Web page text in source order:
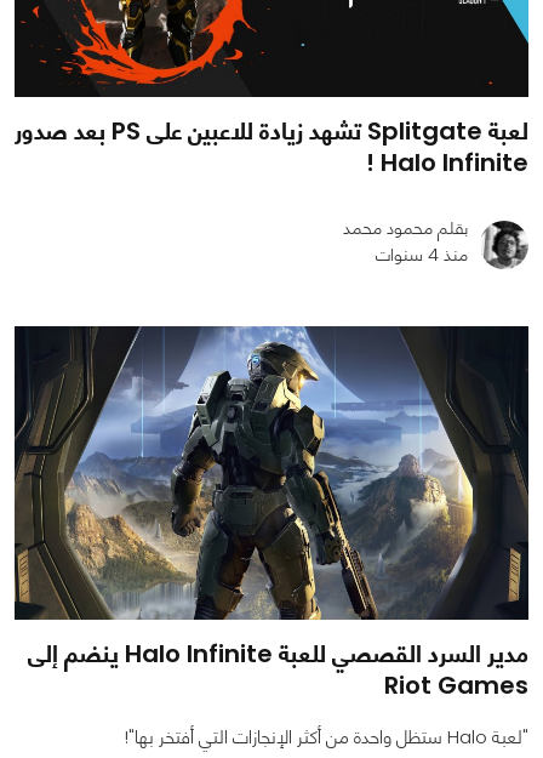
995
0
0
لعبة Splitgate تشهد زيادة للاعبين على PS بعد صدور
Halo Infinite !
بقلم محمود محمد
منذ 4 سنوات
مدير السرد القصصي للعبة Halo Infinite ينضم إلى
Riot Games
"لعبة Halo ستظل واحدة من أكثر الإنجازات التي أفتخر بها"!